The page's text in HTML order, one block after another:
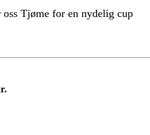
oss Tjøme for en nydelig cup